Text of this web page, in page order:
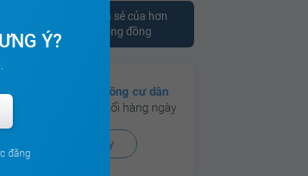
Tham khảo ý kiến chia sẻ của hơn
10.000 cư dân trên cộng đồng
Có hơn
130 cộng đồng cư dân
đang hoạt động sôi nổi hàng ngày
Xem ngay
Ý?
đăng